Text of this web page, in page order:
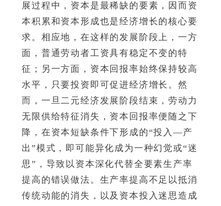
展过程中，资本是最稀缺的要素，因而资
本积累和资本形成也是经济增长的核心要
求。相应地，在这样的发展阶段上，一方
面，普通劳动者工资具有稳定不变的特
征；另一方面，资本回报率始终保持较高
水平，只要投资即可促进经济增长。然
而，一旦二元经济发展阶段结束，劳动力
无限供给特征消失，资本回报率便随之下
降，在资本短缺条件下形成的“投入—产
出”模式，即可能异化成为一种幻觉或“迷
思”，导致以资本深化代替全要素生产率
提高的错误做法。生产率提高不足以抵消
传统动能的消失，以及资本投入迷思造成